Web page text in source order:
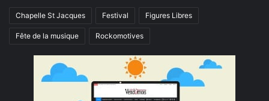
Chapelle St Jacques Festival Figures Libres
Fête de la musique Rockomotives